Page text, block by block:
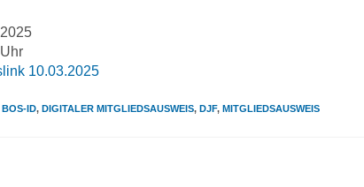
10.03.2025
BOS-ID, DIGITALER MITGLIEDSAUSWEIS, DJF, MITGLIEDSAUSWEIS